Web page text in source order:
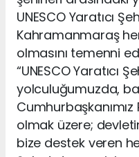
UNESCO Yaratıcı
Kahramanmaraş
olmasını temenni
“UNESCO Yaratıcı
yolculuğumuzda,
olmak üzere;
bize destek veren